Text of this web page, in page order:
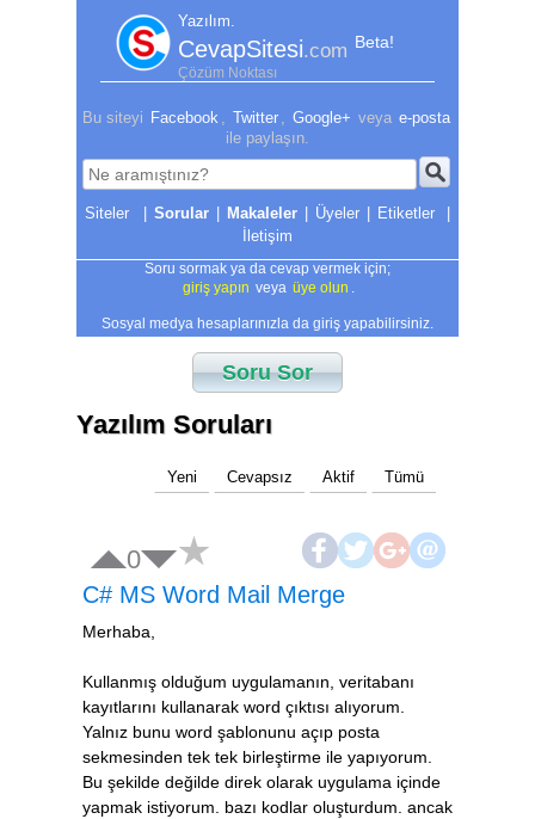
Yazılım.
CevapSitesi.com Beta!
Çözüm Noktası
Bu siteyi Facebook Twitter Google+ veya e-posta
ile paylaşın.
| Sorular | Makaleler | Üyeler | Etiketler
|
İletişim
Soru sormak ya da cevap vermek için;
giriş yapın veya üye olun
Sosyal medya hesaplarınızla da giriş yapabilirsiniz.
Soru Sor
Yazılım Soruları
Yeni Cevapsız Aktif Tümü
0
C# MS Word Mail Merge
Merhaba,
Kullanmış olduğum uygulamanın, veritabanı
kayıtlarını kullanarak word çıktısı alıyorum.
Yalnız bunu word şablonunu açıp posta
sekmesinden tek tek birleştirme ile yapıyorum.
Bu şekilde değilde direk olarak uygulama içinde
yapmak istiyorum. bazı kodlar oluşturdum. ancak